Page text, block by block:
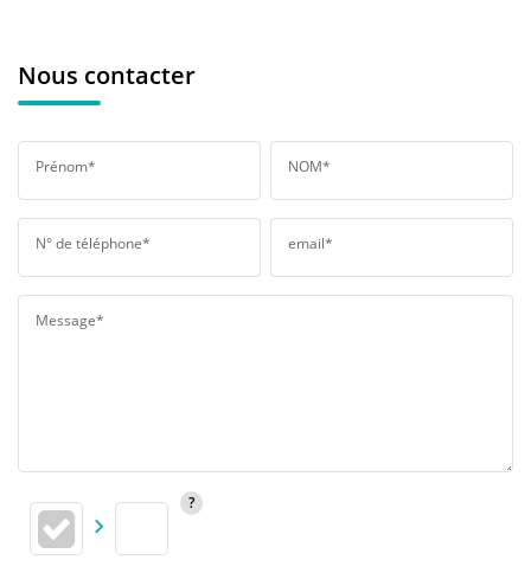
Nous contacter
Prénom* NOM*
N° de téléphone* email*
Message*